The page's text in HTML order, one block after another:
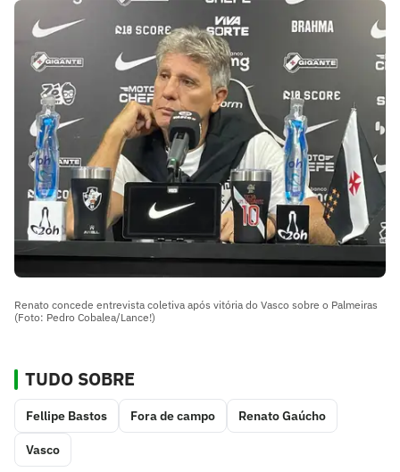
Renato concede entrevista coletiva após vitória do Vasco sobre o Palmeiras
(Foto: Pedro Cobalea/Lance!)
TUDO SOBRE
Fellipe Bastos Fora de campo Renato Gaúcho
Vasco